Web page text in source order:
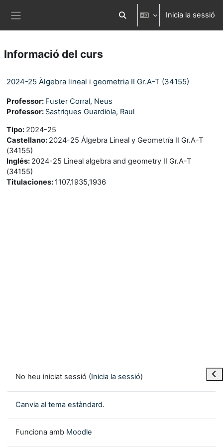
Commuta l'entrada de la cerca
Inicia la sessió
Informació del curs
2024-25 Àlgebra lineal i geometria II Gr.A-T (34155)
Professor: Fuster Corral, Neus
Professor: Sastriques Guardiola, Raul
Tipo: 2024-25
Castellano: 2024-25 Álgebra Lineal y Geometría II Gr.A-T
(34155)
Inglés: 2024-25 Lineal algebra and geometry II Gr.A-T
(34155)
Titulaciones: 1107,1935,1936
No heu iniciat sessió (Inicia la sessió)
Canvia al tema estàndard.
Funciona amb Moodle